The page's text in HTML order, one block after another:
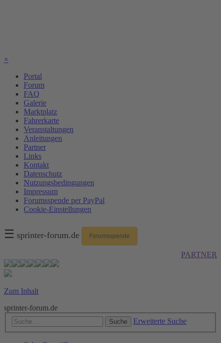
×
Portal
Forum
FAQ
Galerie
Marktplatz
Fahrerkarte
Veranstaltungen
Anleitungen
Partner
Links
Kontakt
Datenschutz
Nutzungsbedingungen
Impressum
Forumsspende per PayPal
Cookie-Einstellungen
☰ sprinter-forum.de Forumsspende
PARTNER
Zum Inhalt
sprinter-forum.de
Suche Erweiterte Suche